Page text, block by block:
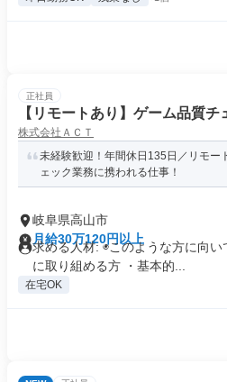
正社員
【リモートあり】ゲーム品質チ
株式会社ＡＣＴ
未経験歓迎！年間休日135日／リモー
ェック業務に携われる仕事！
岐阜県高山市
月給30万120円以上
求める人材: ◉このような方に向
に取り組める方 ・基本的...
在宅OK